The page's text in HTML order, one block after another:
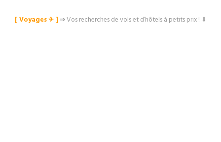
[ Voyages ✈︎ ]⇒Vos recherches de vols et d’hôtels à petits prix ! ⇓